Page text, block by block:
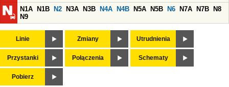
N1A
N1B N2 N3A N3B N4A N4B N5A N5B N6 N7A N7B
N8
N9
Linie Zmiany Utrudnienia
Przystanki Połączenia Schematy
Pobierz